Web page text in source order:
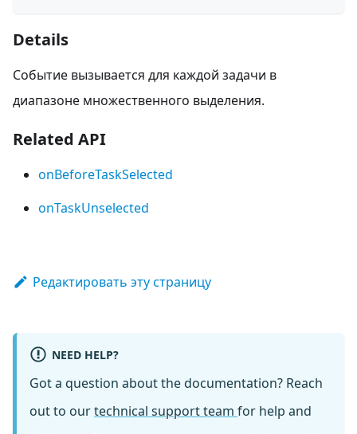
Details
Событие вызывается для каждой задачи в
диапазоне множественного выделения.
Related API
onBeforeTaskSelected
onTaskUnselected
Редактировать эту страницу
NEED HELP?
Got a question about the documentation? Reach
out to ourtechnical support team for help and